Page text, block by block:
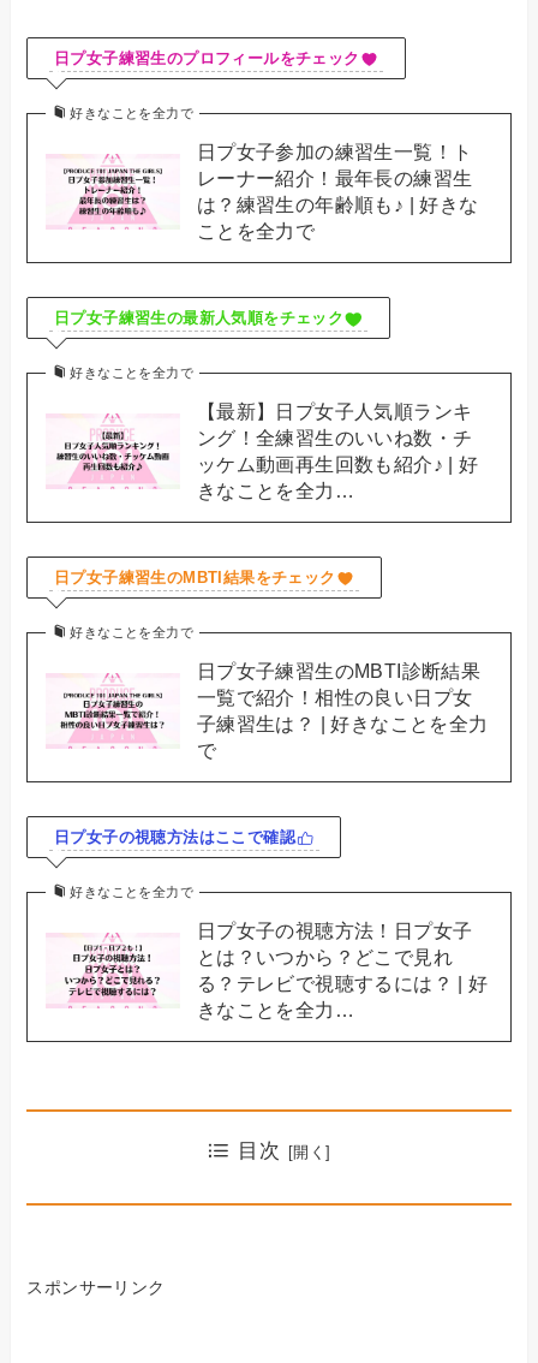
日プ女子練習生のプロフィールをチェック
好きなことを全力で
日プ女子参加の練習生一覧！ト
レーナー紹介！最年長の練習生
は？練習生の年齢順も♪ | 好きな
ことを全力で
日プ女子練習生の最新人気順をチェック
好きなことを全力で
【最新】日プ女子人気順ランキ
ング！全練習生のいいね数・チ
ッケム動画再生回数も紹介♪ | 好
きなことを全力…
日プ女子練習生のMBTI結果をチェック
好きなことを全力で
日プ女子練習生のMBTI診断結果
一覧で紹介！相性の良い日プ女
子練習生は？ | 好きなことを全力
で
日プ女子の視聴方法はここで確認
好きなことを全力で
日プ女子の視聴方法！日プ女子
とは？いつから？どこで見れ
る？テレビで視聴するには？ | 好
きなことを全力…
目次
スポンサーリンク